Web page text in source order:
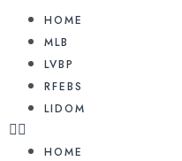
HOME
MLB
LVBP
RFEBS
LIDOM
HOME